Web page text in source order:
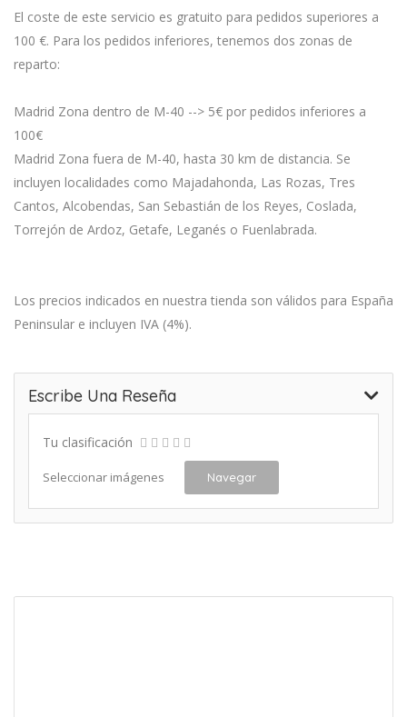
El coste de este servicio es gratuito para pedidos superiores a
100 €. Para los pedidos inferiores, tenemos dos zonas de
reparto:
Madrid Zona dentro de M-40 --> 5€ por pedidos inferiores a
100€
Madrid Zona fuera de M-40, hasta 30 km de distancia. Se
incluyen localidades como Majadahonda, Las Rozas, Tres
Cantos, Alcobendas, San Sebastián de los Reyes, Coslada,
Torrejón de Ardoz, Getafe, Leganés o Fuenlabrada.
Los precios indicados en nuestra tienda son válidos para España
Peninsular e incluyen IVA (4%).
Escribe Una Reseña
Tu clasificación
Seleccionar imágenes Navegar